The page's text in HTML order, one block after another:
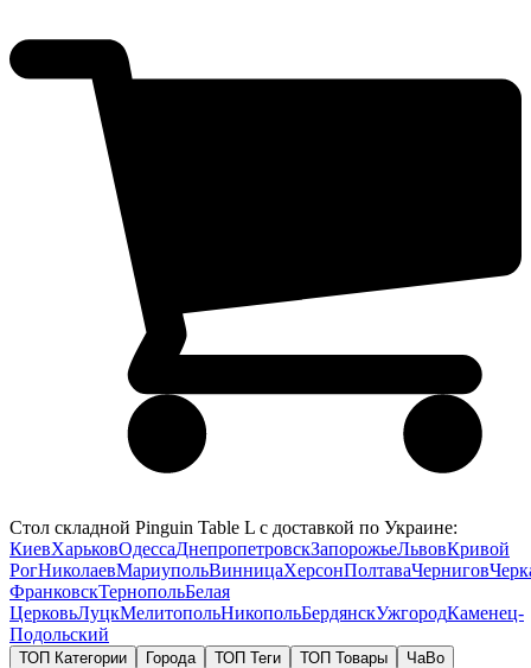
Стол складной Pinguin Table L с доставкой по Украине:
КиевХарьковОдессаДнепропетровскЗапорожьеЛьвовКривой
РогНиколаевМариупольВинницаХерсонПолтаваЧернигов
ФранковскТернопольБелая
ЦерковьЛуцкМелитопольНикопольБердянскУжгородКаменец-
Подольский
ТОП Категории Города ТОП Теги ТОП Товары
ЧаВо